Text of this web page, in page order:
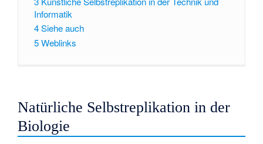
Informatik
4Siehe auch
5Weblinks
Natürliche Selbstreplikation in der
Biologie